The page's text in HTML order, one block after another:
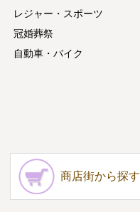
レジャー・スポーツ
冠婚葬祭
自動車・バイク
商店街から探す